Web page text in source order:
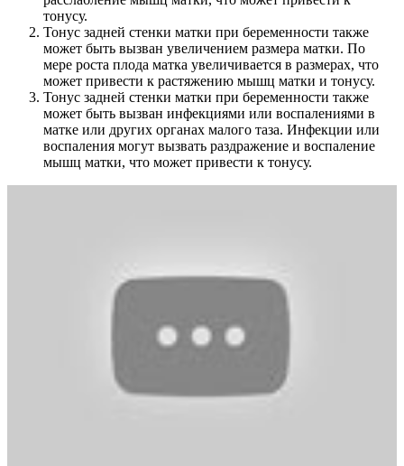
тонусу.
Тонус задней стенки матки при беременности также
может быть вызван увеличением размера матки. По
мере роста плода матка увеличивается в размерах, что
может привести к растяжению мышц матки и тонусу.
Тонус задней стенки матки при беременности также
может быть вызван инфекциями или воспалениями в
матке или других органах малого таза. Инфекции или
воспаления могут вызвать раздражение и воспаление
мышц матки, что может привести к тонусу.